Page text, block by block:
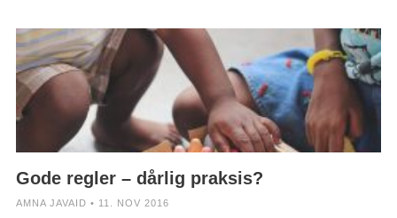
Gode regler – dårlig praksis?
AMNA JAVAID • 11. NOV 2016